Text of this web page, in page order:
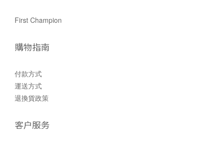
First Champion
購物指南
付款方式
運送方式
退換貨政策
客户服务